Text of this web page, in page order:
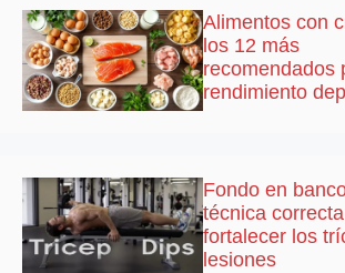
Alimentos con
los 12 más
recomendados
rendimiento
Fondo en
técnica
fortalecer los
lesiones